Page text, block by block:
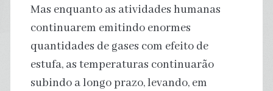
Mas enquanto as atividades humanas
continuarem emitindo enormes
quantidades de gases com efeito de
estufa, as temperaturas continuarão
subindo a longo prazo, levando, em